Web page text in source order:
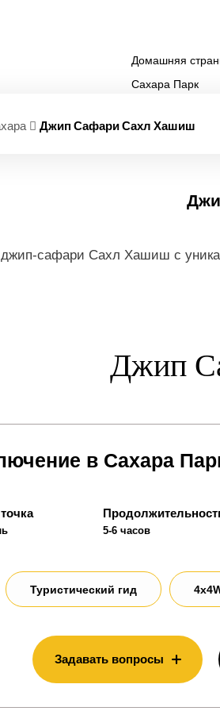
Домашняя
Сахара Парк
Джип
Джип Сафари Сахл Хашиш
сафари Сахл Хашиш с
Джип
в Сахара
5-6 часов
Туристический гид
Задавать вопросы